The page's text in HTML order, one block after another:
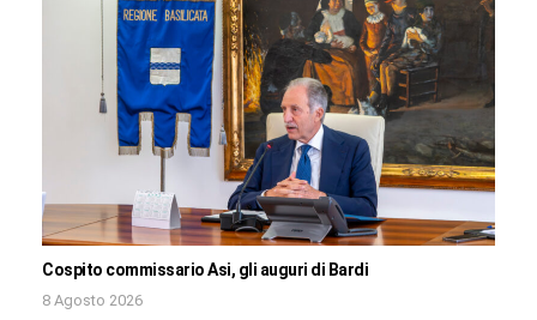
Cospito commissario Asi, gli auguri di Bardi
8 Agosto 2026